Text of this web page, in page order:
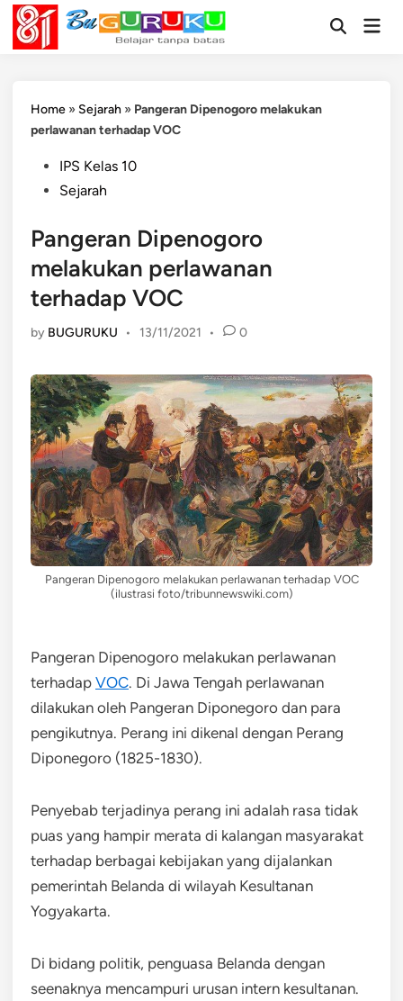
Skip
content
OpenMain
Home » Sejarah » Pangeran Dipenogoro melakukan
perlawanan terhadap VOC
PostedIPS Kelas 10
Sejarah
Pangeran Dipenogoro
melakukan perlawanan
terhadap VOC
by BUGURUKU • 13/11/2021 • 0
Pangeran Dipenogoro melakukan perlawanan terhadap VOC
(ilustrasi foto/tribunnewswiki.com)
Pangeran Dipenogoro melakukan perlawanan
terhadap VOC. Di Jawa Tengah perlawanan
dilakukan oleh Pangeran Diponegoro dan para
pengikutnya. Perang ini dikenal dengan Perang
Diponegoro (1825-1830).
Penyebab terjadinya perang ini adalah rasa tidak
puas yang hampir merata di kalangan masyarakat
terhadap berbagai kebijakan yang dijalankan
pemerintah Belanda di wilayah Kesultanan
Yogyakarta.
Di bidang politik, penguasa Belanda dengan
seenaknya mencampuri urusan intern kesultanan.